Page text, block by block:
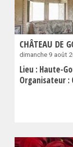
CHÂTEAU DE
dimanche 9 août
Lieu : Haute-
Organisateur :